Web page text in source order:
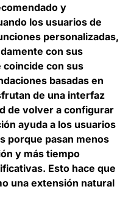
y
los usuarios de
personalizadas,
con sus
coincide con sus
basadas en
de una interfaz
de volver a configurar
ayuda a los usuarios
porque pasan menos
y más tiempo
Esto hace que
una extensión natural